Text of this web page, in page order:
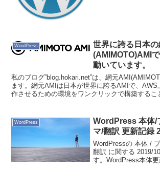
WordPress
世界に誇る日本
(AMIMOTO)AMI
動いています。
私のブログ”blog.hokari.net”は、網元
ます。網元AMIは日本が世界に誇るAMIで、AWS
作させるための環境をワンクリックで構築するこ
WordPress
WordPress 本体/
マ/翻訳 更新記録
WordPressの 本体 /
翻訳 に関する 2019/
す。WordPress本体